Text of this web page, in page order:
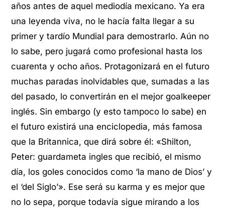
años antes de aquel mediodía mexicano. Ya era
una leyenda viva, no le hacía falta llegar a su
primer y tardío Mundial para demostrarlo. Aún no
lo sabe, pero jugará como profesional hasta los
cuarenta y ocho años. Protagonizará en el futuro
muchas paradas inolvidables que, sumadas a las
del pasado, lo convertirán en el mejor goalkeeper
inglés. Sin embargo (y esto tampoco lo sabe) en
el futuro existirá una enciclopedia, más famosa
que la Britannica, que dirá sobre él: «Shilton,
Peter: guardameta ingles que recibió, el mismo
día, los goles conocidos como ‘la mano de Dios’ y
el ‘del Siglo’». Ese será su karma y es mejor que
no lo sepa, porque todavía sigue mirando a los